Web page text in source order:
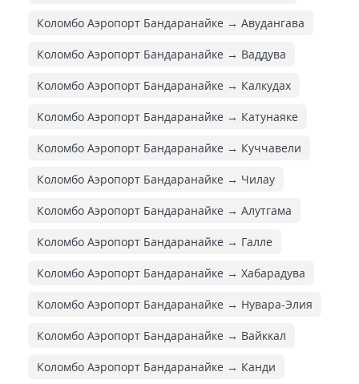
Коломбо Аэропорт Бандаранайке → Авудангава
Коломбо Аэропорт Бандаранайке → Ваддува
Коломбо Аэропорт Бандаранайке → Калкудах
Коломбо Аэропорт Бандаранайке → Катунаяке
Коломбо Аэропорт Бандаранайке → Куччавели
Коломбо Аэропорт Бандаранайке → Чилау
Коломбо Аэропорт Бандаранайке → Алутгама
Коломбо Аэропорт Бандаранайке → Галле
Коломбо Аэропорт Бандаранайке → Хабарадува
Коломбо Аэропорт Бандаранайке → Нувара-Элия
Коломбо Аэропорт Бандаранайке → Вайккал
Коломбо Аэропорт Бандаранайке → Канди